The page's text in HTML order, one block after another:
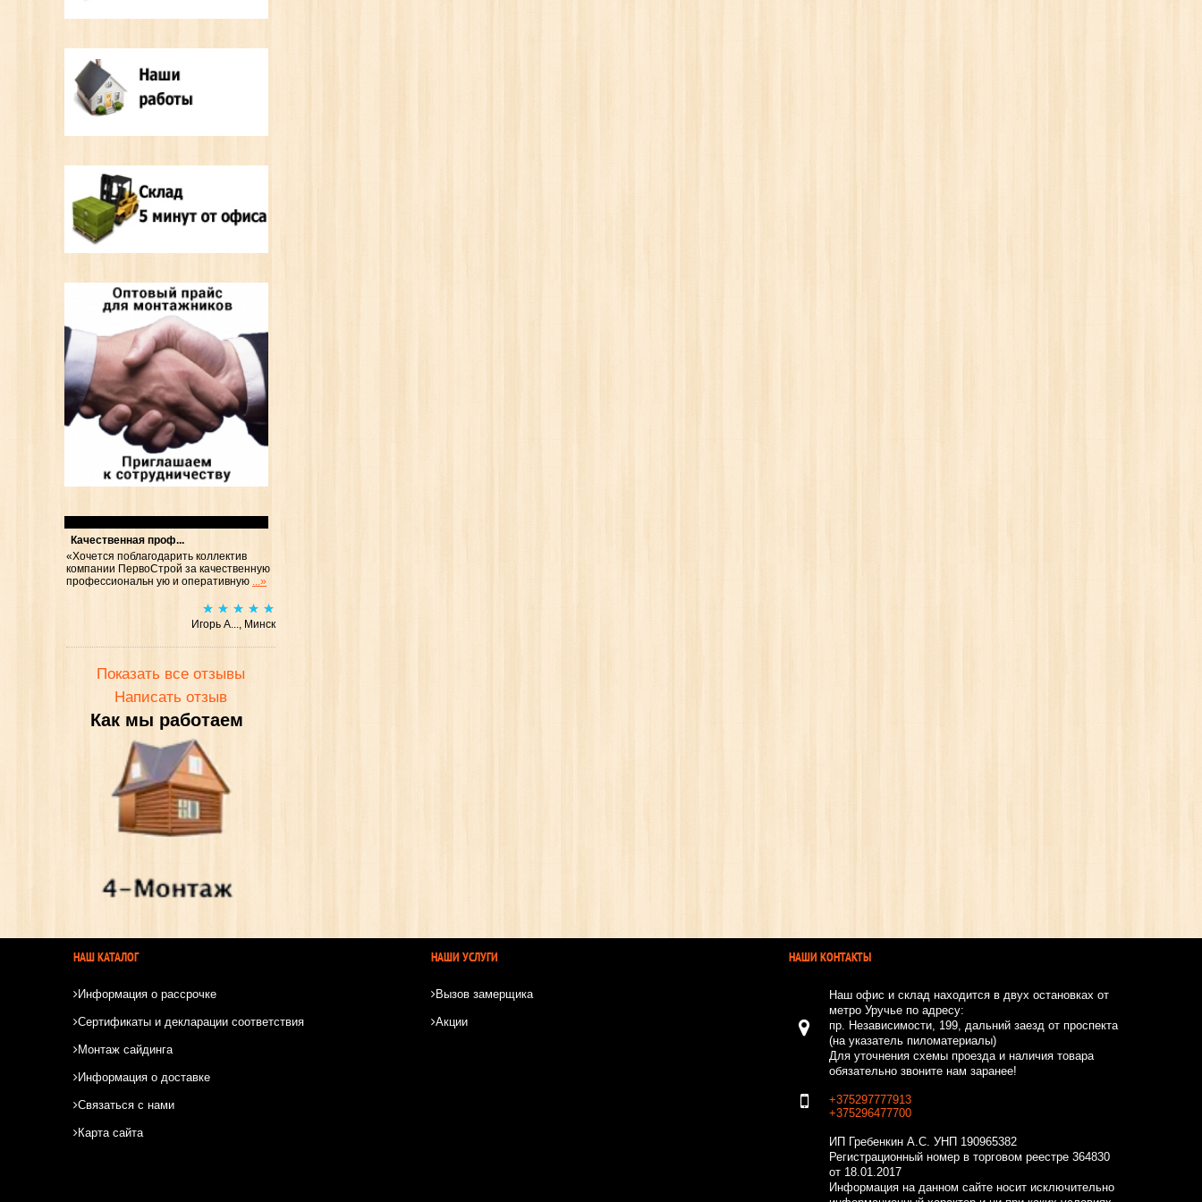
Качественная проф...
«Хочется поблагодарить коллектив
компании ПервоСтрой за качественную
профессиональн ую и оперативную ...»
Игорь А..., Минск
Показать все отзывы
Написать отзыв
Как мы работаем
НАШ КАТАЛОГ
Информация о рассрочке
Сертификаты и декларации соответствия
Монтаж сайдинга
Информация о доставке
Связаться с нами
Карта сайта
НАШИ УСЛУГИ
Вызов замерщика
Акции
НАШИ КОНТАКТЫ
Наш офис и склад находится в двух остановках от
метро Уручье по адресу:
пр. Независимости, 199, дальний заезд от проспекта
(на указатель пиломатериалы)
Для уточнения схемы проезда и наличия товара
обязательно звоните нам заранее!
+375297777913
+375296477700
ИП Гребенкин А.С. УНП 190965382
Регистрационный номер в торговом реестре 364830
от 18.01.2017
Информация на данном сайте носит исключительно